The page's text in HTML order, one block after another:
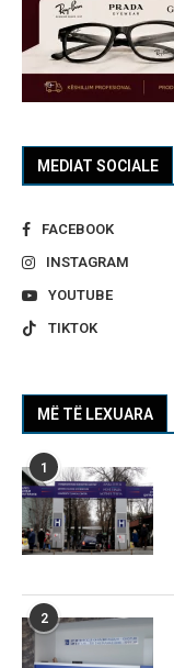
MEDIAT SOCIALE
FACEBOOK
INSTAGRAM
YOUTUBE
TIKTOK
MË TË LEXUARA
1
2